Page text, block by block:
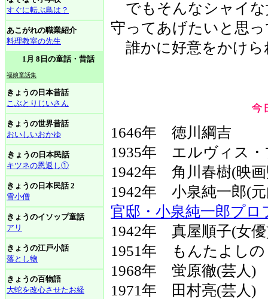
すぐに転ぶ鳥は？
あこがれの職業紹介
料理教室の先生
1月 8日の童話・昔話
福娘童話集
きょうの日本昔話
こぶとりじいさん
きょうの世界昔話
おいしいおかゆ
きょうの日本民話
キツネの恩返し①
きょうの日本民話 2
雪小僧
きょうのイソップ童話
アリ
きょうの江戸小話
落とし物
きょうの百物語
大蛇を改心させたお経
でもそんなシャイな
守ってあげたいと思
誰かに好意をかけら
1646年 徳川綱吉
1935年 エルヴィス・
1942年 角川春樹(映
1942年 小泉純一郎
官邸・小泉純一郎プロ
1942年 真屋順子(女
1951年 もんたよしの
1968年 蛍原徹(芸
1971年 田村亮(芸